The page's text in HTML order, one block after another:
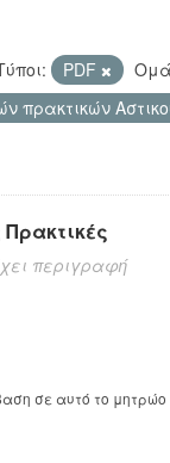
PDF
πρακτικών
περιγραφή
σε αυτό το μητρώο